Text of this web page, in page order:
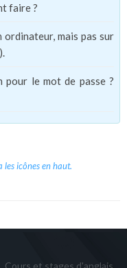
faire ?
mais pas sur
pour le mot de passe ?
les icônes en haut.
Cours et stages d'anglais